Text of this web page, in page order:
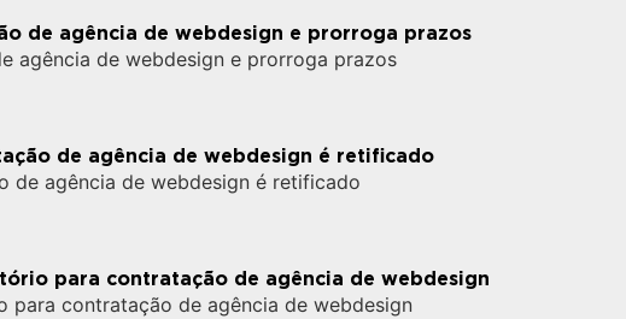
de agência de webdesign e prorroga prazos
agência de webdesign e prorroga prazos
de agência de webdesign é retificado
de agência de webdesign é retificado
para contratação de agência de webdesign
para contratação de agência de webdesign